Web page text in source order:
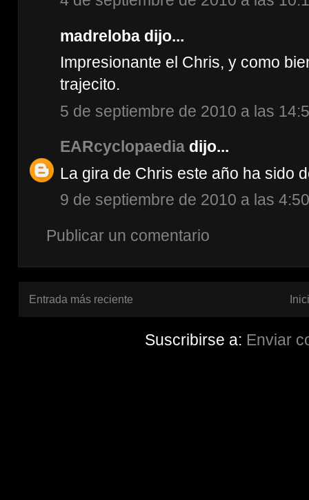
madreloba dijo...
Impresionante el Chris, y como
trajecito.
5 de septiembre de 2010 a las
EARcyclopaedia dijo...
La gira de Chris este año ha sido
9 de septiembre de 2010 a las 4:50
Publicar un comentario
Entrada más reciente
Suscribirse a: Enviar